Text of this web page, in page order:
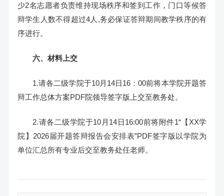
少2名志愿者负责维持现场秩序和签到工作，门口等候答
辩学生人数不得超过4人,务必保证答辩期间教学秩序的有
序进行。
六、材料上交
1.请各二级学院于10月14日16：00前将本学院开题答
辩工作总体方案PDF院领导签字版上交至教务处。
2.请各二级学院于10月14日16:00前将附件1“【XX学
院】2026届开题答辩报告会安排表”PDF签字版以学院为
单位汇总所有专业后交至教务处任老师。